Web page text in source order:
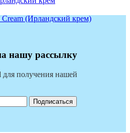
(Ирландский крем)
нашу рассылку
получения нашей
Подписаться